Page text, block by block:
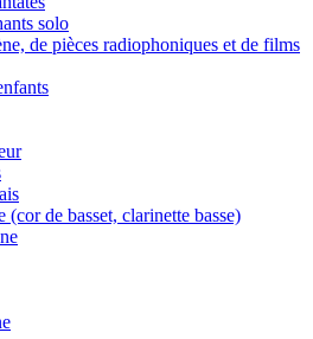
solo
de pièces radiophoniques et de films
(cor de basset, clarinette basse)